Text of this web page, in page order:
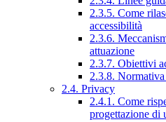
2.3.5. Come
accessibilità
2.3.6.
attuazione
2.3.7. Obiettivi
2.3.8.
2.4. Privacy
2.4.1. Come
progettazione di